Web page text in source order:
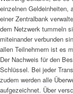
einzelnen Geldeinheiten,
einer Zentralbank
dem Netzwerk tummeln
miteinander verbunden
allen Teilnehmern ist es
Der Nachweis für den
Schlüssel. Bei jeder
zudem werden alle
aufgezeichnet. Über